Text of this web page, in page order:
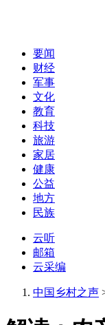
要闻
财经
军事
文化
教育
科技
旅游
家居
健康
公益
地方
民族
云听
邮箱
云采编
中国乡村之声